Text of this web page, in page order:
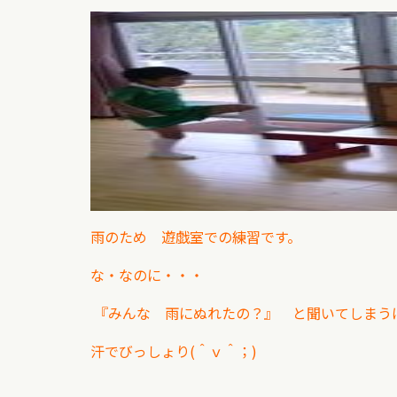
雨のため 遊戯室での練習です。
な・なのに・・・
『みんな 雨にぬれたの？』 と聞いてしまう
汗でびっしょり(＾ｖ＾；)